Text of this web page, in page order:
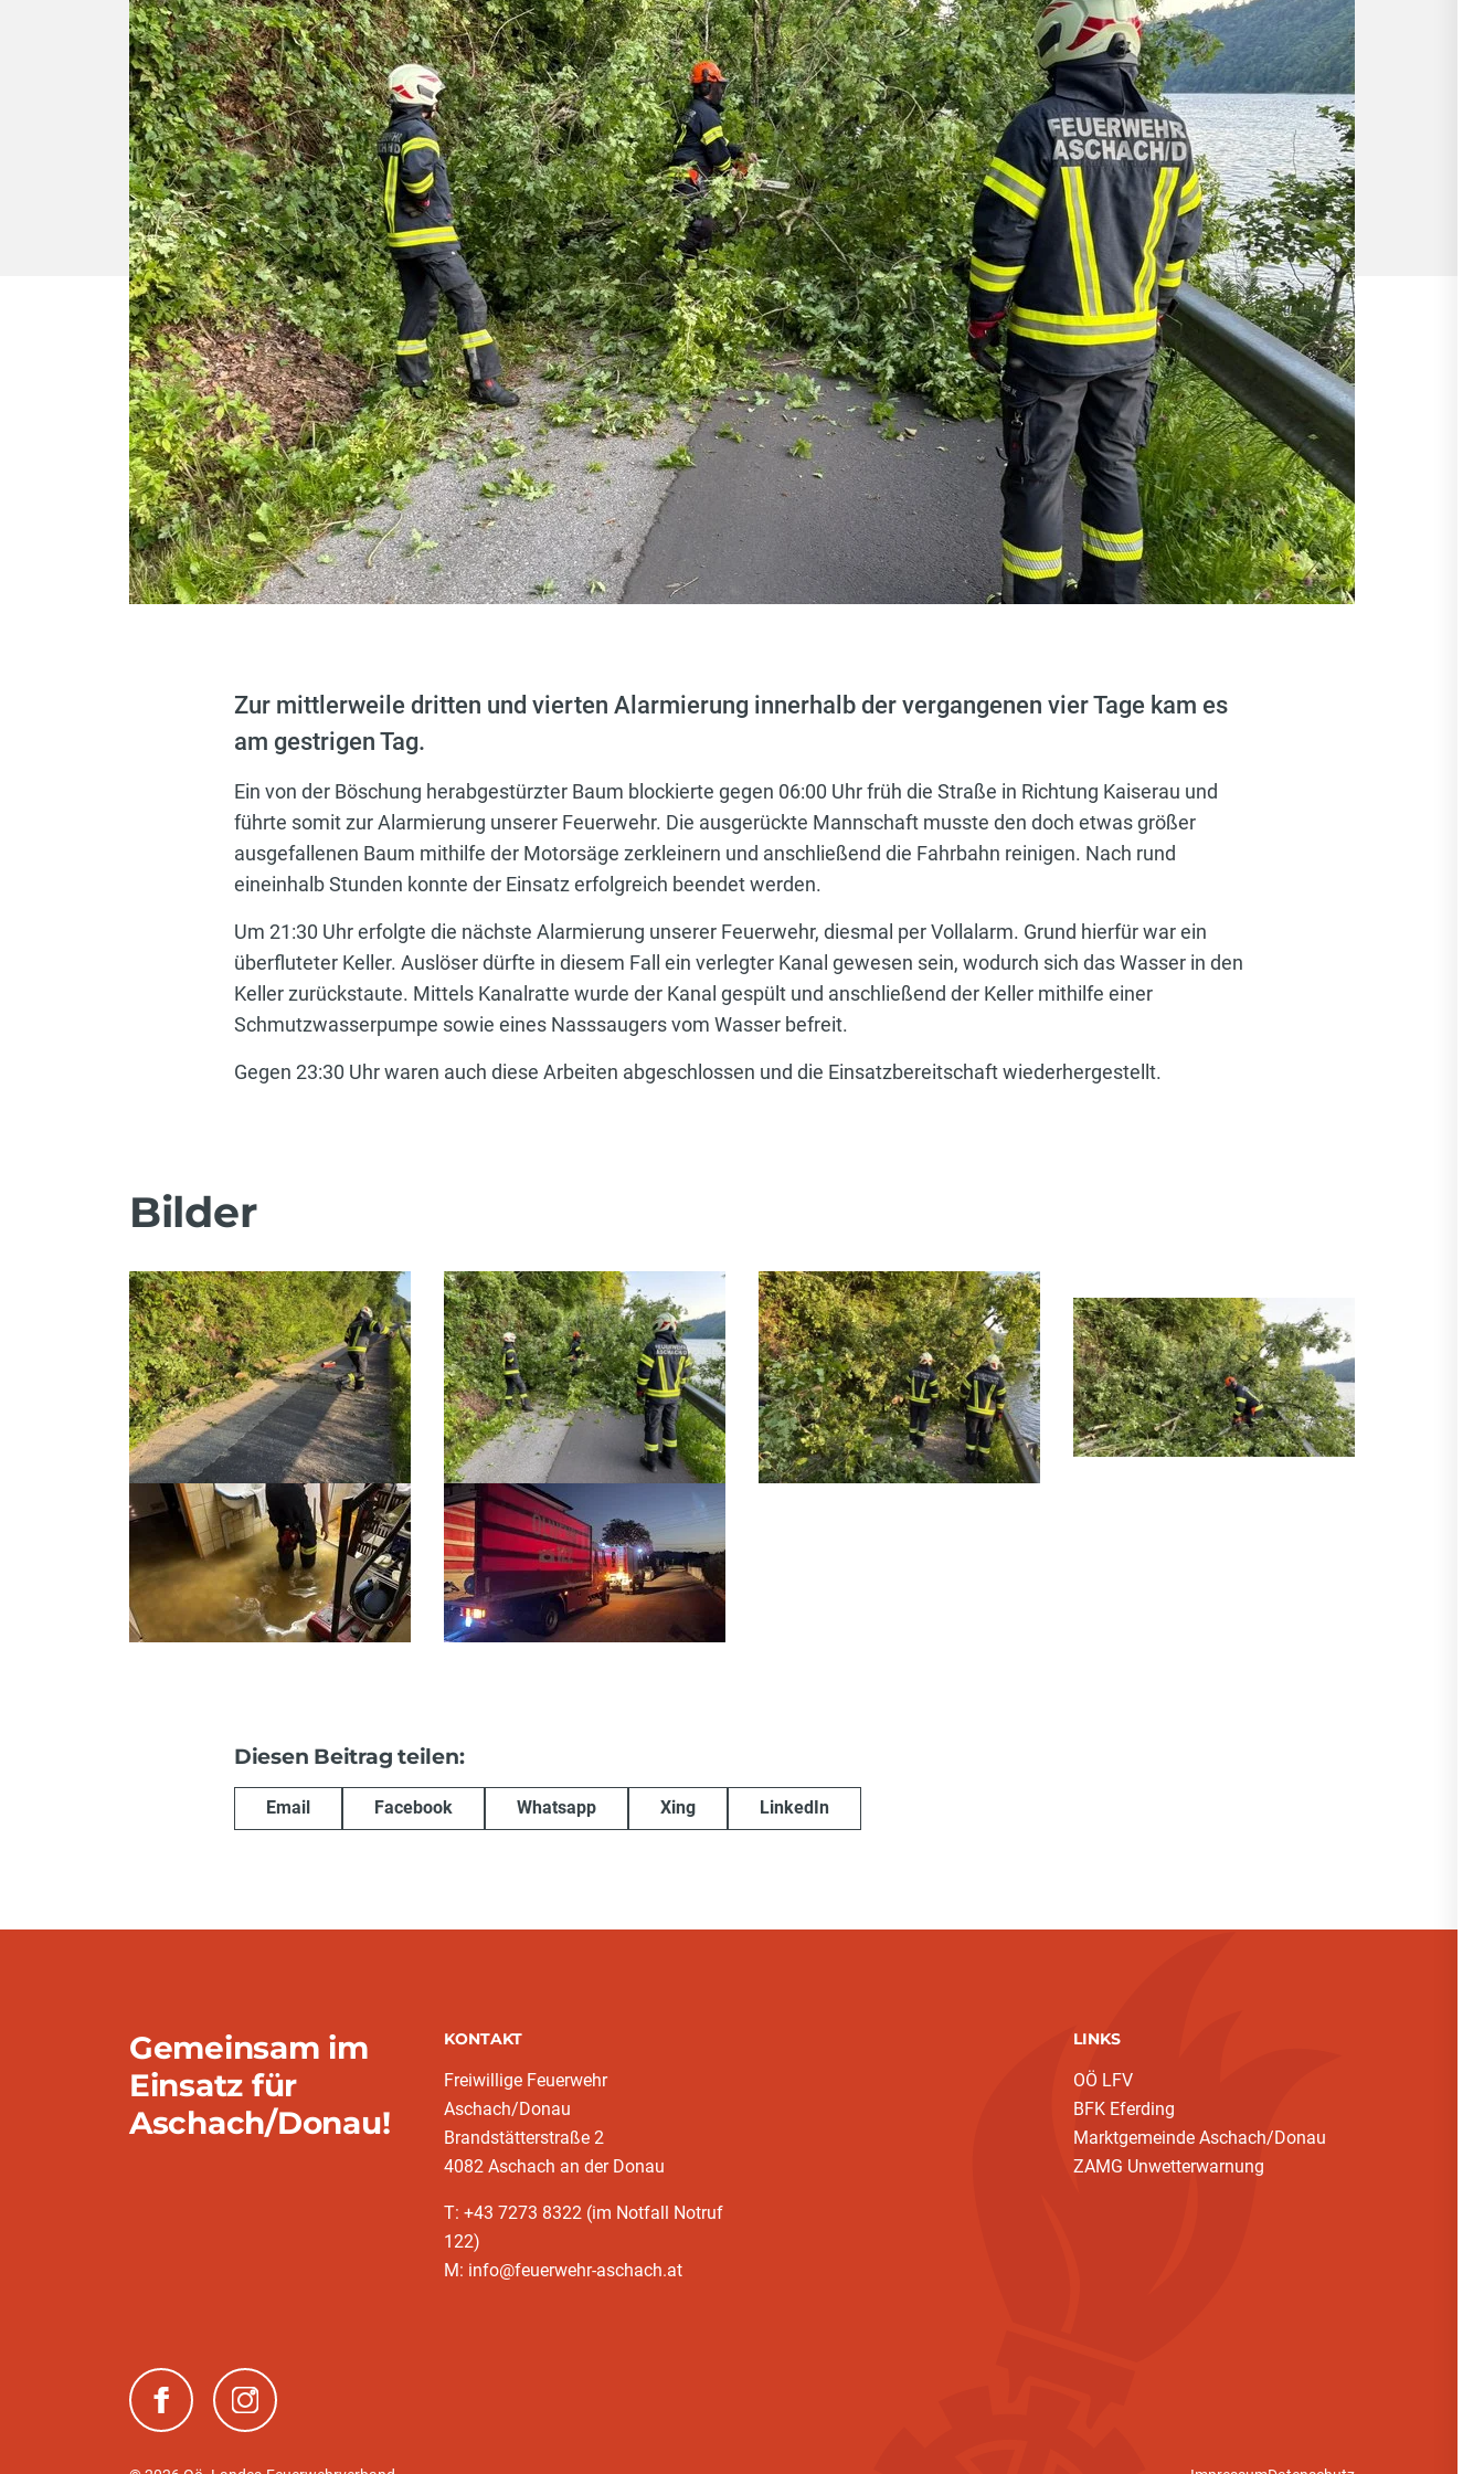
Zur mittlerweile dritten und vierten Alarmierung innerhalb der vergangenen vier Tage kam es
am gestrigen Tag.
Ein von der Böschung herabgestürzter Baum blockierte gegen 06:00 Uhr früh die Straße in Richtung Kaiserau und
führte somit zur Alarmierung unserer Feuerwehr. Die ausgerückte Mannschaft musste den doch etwas größer
ausgefallenen Baum mithilfe der Motorsäge zerkleinern und anschließend die Fahrbahn reinigen. Nach rund
eineinhalb Stunden konnte der Einsatz erfolgreich beendet werden.
Um 21:30 Uhr erfolgte die nächste Alarmierung unserer Feuerwehr, diesmal per Vollalarm. Grund hierfür war ein
überfluteter Keller. Auslöser dürfte in diesem Fall ein verlegter Kanal gewesen sein, wodurch sich das Wasser in den
Keller zurückstaute. Mittels Kanalratte wurde der Kanal gespült und anschließend der Keller mithilfe einer
Schmutzwasserpumpe sowie eines Nasssaugers vom Wasser befreit.
Gegen 23:30 Uhr waren auch diese Arbeiten abgeschlossen und die Einsatzbereitschaft wiederhergestellt.
Bilder
Diesen Beitrag teilen:
Email Facebook Whatsapp Xing LinkedIn
Gemeinsam im
Einsatz für
Aschach/Donau!
KONTAKT
Freiwillige Feuerwehr
Aschach/Donau
Brandstätterstraße 2
4082 Aschach an der Donau
T: +43 7273 8322 (im Notfall Notruf
122)
M: info@feuerwehr-aschach.at
LINKS
OÖ LFV
BFK Eferding
Marktgemeinde Aschach/Donau
ZAMG Unwetterwarnung
(neues Fenster)(neues Fenster)